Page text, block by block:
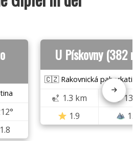
1.8
U Pískovny (382
🇨🇿 Rakovnická
1.3 km
1.9